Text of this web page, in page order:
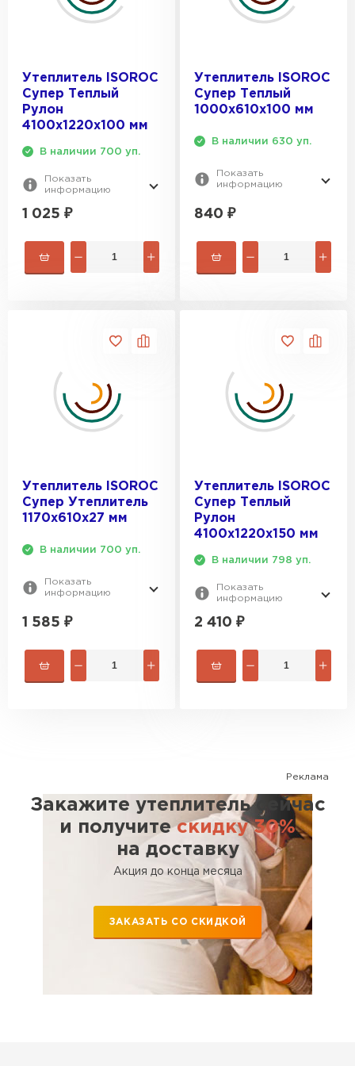
Утеплитель ISOROC
Супер Теплый
Рулон
4100х1220х100 мм
В наличии 700 уп.
Показать
информацию
1 025 ₽
Утеплитель ISOROC
Супер Теплый
1000х610х100 мм
В наличии 630 уп.
Показать
информацию
840 ₽
Утеплитель ISOROC
Супер Утеплитель
1170х610х27 мм
В наличии 700 уп.
Показать
информацию
1 585 ₽
Утеплитель ISOROC
Супер Теплый
Рулон
4100х1220х150 мм
В наличии 798 уп.
Показать
информацию
2 410 ₽
Реклама
Закажите утеплитель сейчас
и получитескидку 30%
на доставку
Акция до конца месяца
ЗАКАЗАТЬ СО СКИДКОЙ
Утеплитель Эковер
Утеплитель Тимплэкс
Утеплитель Изовол
Утеплитель Basfiber
Утеплитель Термит
Утеплитель Теплекс
Утеплитель Изомин
ПЕРЕЙТИ
Рулонная кровля Брит
Утеплитель Isoroc
ПЕРЕЙТИ
Утеплитель Isover
Утеплитель Paroc
ПЕРЕЙТИ
Утеплитель Isotec
Утеплитель Ruspanel
Утеплитель Basfiber